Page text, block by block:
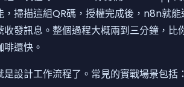
，掃描這組QR碼，授權完成後，n8n就能
收發訊息。整個過程大概兩到三分鐘，比
還快。
是設計工作流程了。常見的實戰場景包括